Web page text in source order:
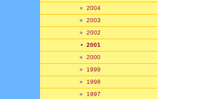
» 2004
» 2003
» 2002
• 2001
» 2000
» 1999
» 1998
» 1997